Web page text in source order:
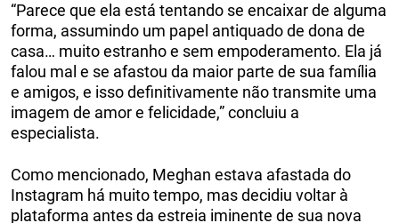
“Parece que ela está tentando se encaixar de alguma
forma, assumindo um papel antiquado de dona de
casa… muito estranho e sem empoderamento. Ela já
falou mal e se afastou da maior parte de sua família
e amigos, e isso definitivamente não transmite uma
imagem de amor e felicidade,” concluiu a
especialista.
Como mencionado, Meghan estava afastada do
Instagram há muito tempo, mas decidiu voltar à
plataforma antes da estreia iminente de sua nova